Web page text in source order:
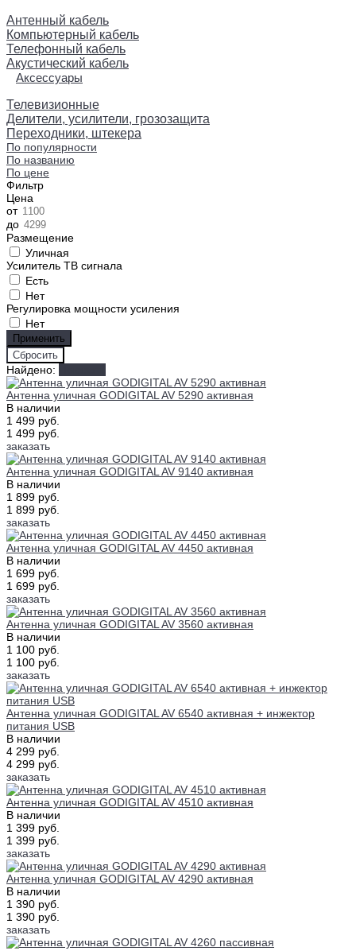
Антенный кабель
Компьютерный кабель
Телефонный кабель
Акустический кабель
Аксессуары
Телевизионные
Делители, усилители, грозозащита
Переходники, штекера
По популярности
По названию
По цене
Фильтр
Цена
от
до
Размещение
Уличная
Усилитель ТВ сигнала
Есть
Нет
Регулировка мощности усиления
Нет
Найдено:
Антенна уличная GODIGITAL AV 5290 активная
В наличии
1 499 руб.
1 499 руб.
заказать
Антенна уличная GODIGITAL AV 9140 активная
В наличии
1 899 руб.
1 899 руб.
заказать
Антенна уличная GODIGITAL AV 4450 активная
В наличии
1 699 руб.
1 699 руб.
заказать
Антенна уличная GODIGITAL AV 3560 активная
В наличии
1 100 руб.
1 100 руб.
заказать
Антенна уличная GODIGITAL AV 6540 активная + инжектор
питания USB
В наличии
4 299 руб.
4 299 руб.
заказать
Антенна уличная GODIGITAL AV 4510 активная
В наличии
1 399 руб.
1 399 руб.
заказать
Антенна уличная GODIGITAL AV 4290 активная
В наличии
1 390 руб.
1 390 руб.
заказать